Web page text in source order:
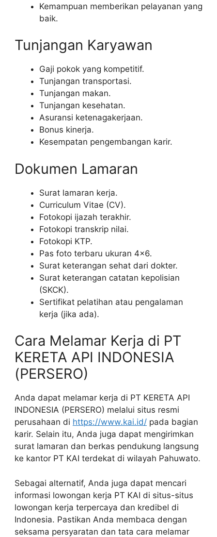
Kemampuan memberikan pelayanan yang
baik.
Tunjangan Karyawan
Gaji pokok yang kompetitif.
Tunjangan transportasi.
Tunjangan makan.
Tunjangan kesehatan.
Asuransi ketenagakerjaan.
Bonus kinerja.
Kesempatan pengembangan karir.
Dokumen Lamaran
Surat lamaran kerja.
Curriculum Vitae (CV).
Fotokopi ijazah terakhir.
Fotokopi transkrip nilai.
Fotokopi KTP.
Pas foto terbaru ukuran 4×6.
Surat keterangan sehat dari dokter.
Surat keterangan catatan kepolisian
(SKCK).
Sertifikat pelatihan atau pengalaman
kerja (jika ada).
Cara Melamar Kerja di PT
KERETA API INDONESIA
(PERSERO)
Anda dapat melamar kerja di PT KERETA API
INDONESIA (PERSERO) melalui situs resmi
perusahaan di https://www.kai.id/ pada bagian
karir. Selain itu, Anda juga dapat mengirimkan
surat lamaran dan berkas pendukung langsung
ke kantor PT KAI terdekat di wilayah Pahuwato.
Sebagai alternatif, Anda juga dapat mencari
informasi lowongan kerja PT KAI di situs-situs
lowongan kerja terpercaya dan kredibel di
Indonesia. Pastikan Anda membaca dengan
seksama persyaratan dan tata cara melamar